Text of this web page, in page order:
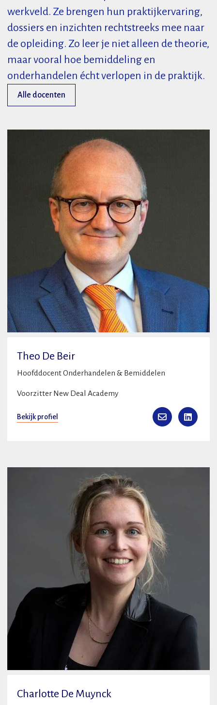
werkveld. Ze brengen hun praktijkervaring,
dossiers en inzichten rechtstreeks mee naar
de opleiding. Zo leer je niet alleen de theorie,
maar vooral hoe bemiddeling en
onderhandelen écht verlopen in de praktijk.
Alle docenten
Theo De Beir
Hoofddocent Onderhandelen & Bemiddelen
Voorzitter New Deal Academy
Bekijk profiel
Charlotte De Muynck